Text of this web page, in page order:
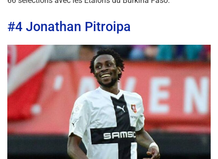
#4 Jonathan Pitroipa